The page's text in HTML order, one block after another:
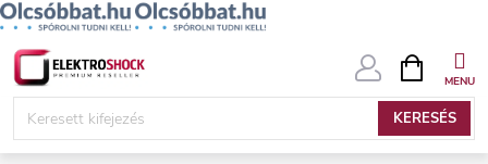
Ugrás
KERESÉS
KOSÁR